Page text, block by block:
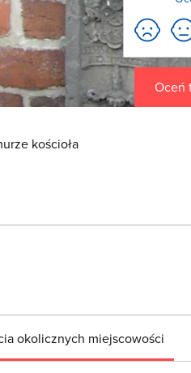
Oceń
kościoła
okolicznych miejscowości